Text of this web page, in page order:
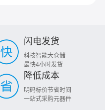
闪电发货
科技智能大仓储
最快4小时发货
降低成本
明码标价节省时间
一站式采购元器件